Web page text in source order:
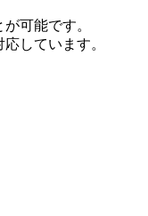
可能です。
しています。